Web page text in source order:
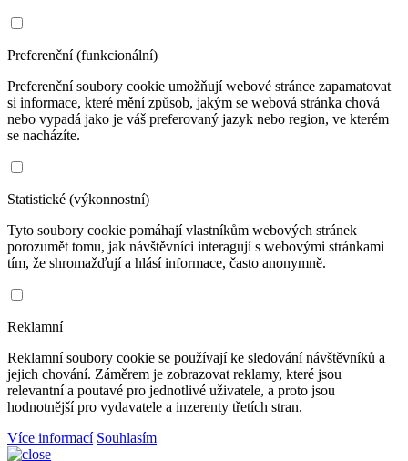
Preferenční (funkcionální)
Preferenční soubory cookie umožňují webové stránce zapamatovat
si informace, které mění způsob, jakým se webová stránka chová
nebo vypadá jako je váš preferovaný jazyk nebo region, ve kterém
se nacházíte.
Statistické (výkonnostní)
Tyto soubory cookie pomáhají vlastníkům webových stránek
porozumět tomu, jak návštěvníci interagují s webovými stránkami
tím, že shromažďují a hlásí informace, často anonymně.
Reklamní
Reklamní soubory cookie se používají ke sledování návštěvníků a
jejich chování. Záměrem je zobrazovat reklamy, které jsou
relevantní a poutavé pro jednotlivé uživatele, a proto jsou
hodnotnější pro vydavatele a inzerenty třetích stran.
Více informací Souhlasím